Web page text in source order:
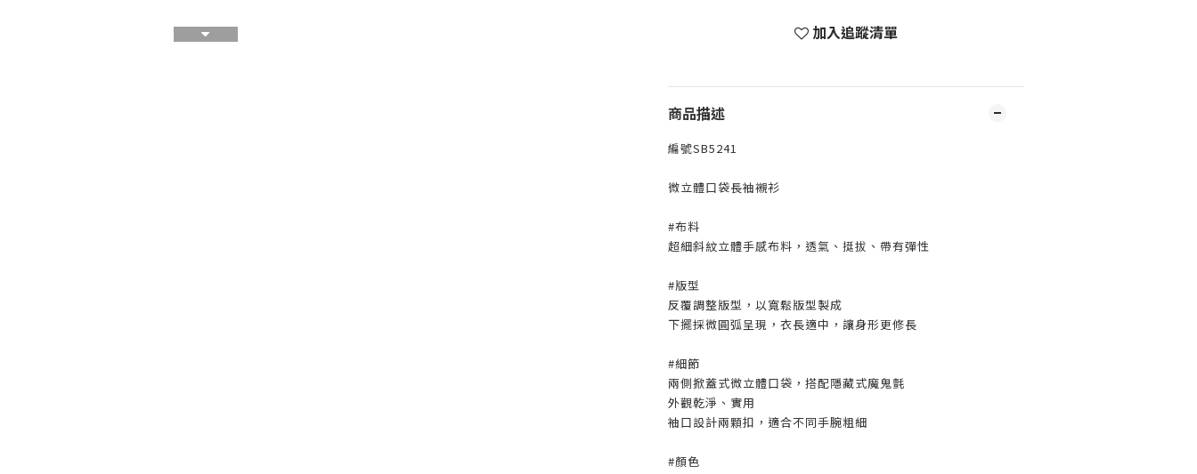
加入追蹤清單
商品描述
編號SB5241
微立體口袋長袖襯衫
#布料
超細斜紋立體手感布料，透氣、挺拔、帶有彈性
#版型
反覆調整版型，以寬鬆版型製成
下擺採微圓弧呈現，衣長適中，讓身形更修長
#細節
兩側掀蓋式微立體口袋，搭配隱藏式魔鬼氈
外觀乾淨、實用
袖口設計兩顆扣，適合不同手腕粗細
#顏色